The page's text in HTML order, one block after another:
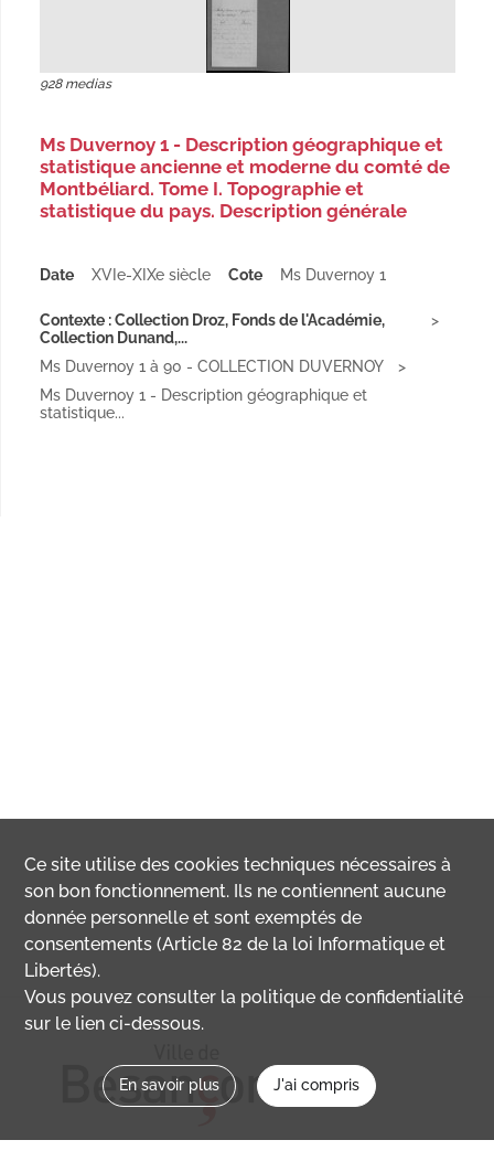
928 medias
Ms Duvernoy 1 - Description géographique et
statistique ancienne et moderne du comté de
Montbéliard. Tome I. Topographie et
statistique du pays. Description générale
Date XVIe-XIXe siècle Cote Ms Duvernoy 1
Contexte : Collection Droz, Fonds de l'Académie,
Collection Dunand,...
Ms Duvernoy 1 à 90 - COLLECTION DUVERNOY
Ms Duvernoy 1 - Description géographique et
statistique...
Ce site utilise descookies techniques nécessaires à
son bon fonctionnement. Ils ne contiennent aucune
donnée personnelle et sont exemptés de
consentements (Article 82 de la loi Informatique et
Libertés).
Vous pouvez consulter la politique de confidentialité
sur le lien ci-dessous.
En savoir plus J'ai compris